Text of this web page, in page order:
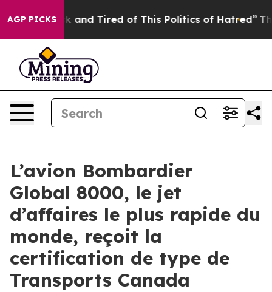
AGP PICKS
Sick and Tired of This Politics of Hatred” The Story
L’avion Bombardier
Global 8000, le jet
d’affaires le plus rapide du
monde, reçoit la
certification de type de
Transports Canada